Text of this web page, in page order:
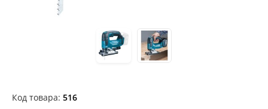
Код товара: 516